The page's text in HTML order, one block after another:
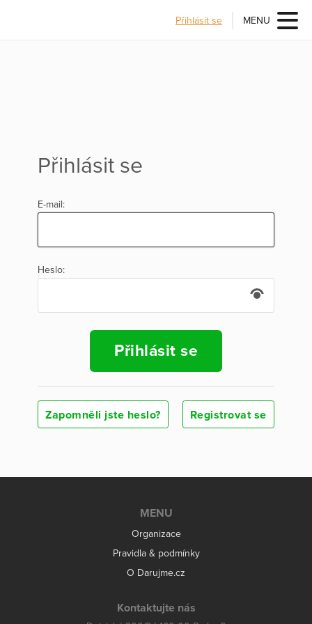
Přihlásit se MENU
Přihlásit se
E-mail:
Heslo:
Přihlásit se
Zapomněli jste heslo? Registrovat se
MENU
Organizace
Pravidla & podmínky
O Darujme.cz
Kontaktujte nás